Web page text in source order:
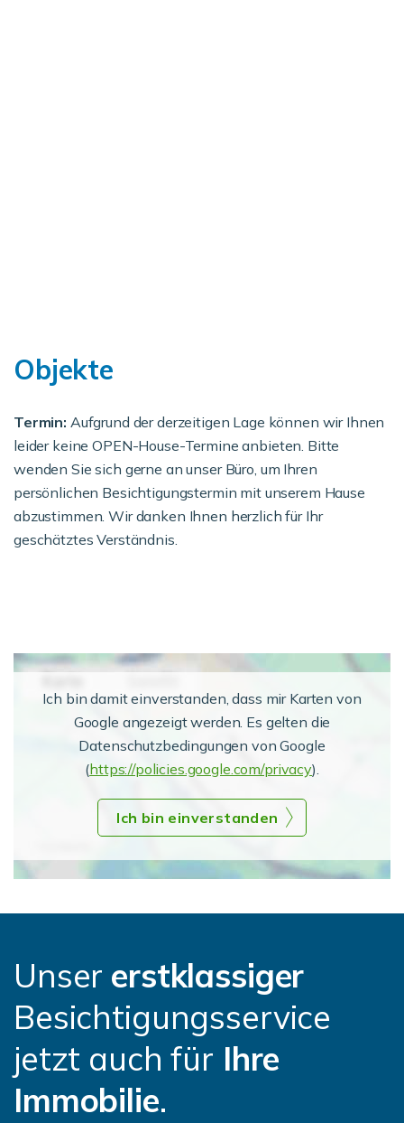
Objekte
Termin: Aufgrund der derzeitigen Lage können wir Ihnen
leider keine OPEN-House-Termine anbieten. Bitte
wenden Sie sich gerne an unser Büro, um Ihren
persönlichen Besichtigungstermin mit unserem Hause
abzustimmen. Wir danken Ihnen herzlich für Ihr
geschätztes Verständnis.
Ich bin damit einverstanden, dass mir Karten von
Google angezeigt werden. Es gelten die
Datenschutzbedingungen von Google
(https://policies.google.com/privacy).
Ich bin einverstanden
Unser erstklassiger
Besichtigungsservice
jetzt auch für Ihre
Immobilie.